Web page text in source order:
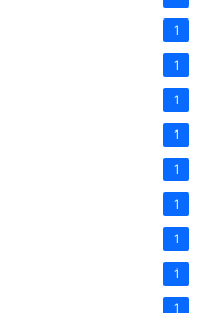
1
1
1
1
1
1
1
1
1